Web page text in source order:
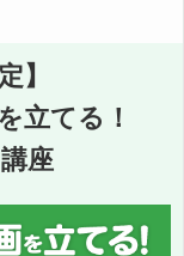
】
立てる！
座